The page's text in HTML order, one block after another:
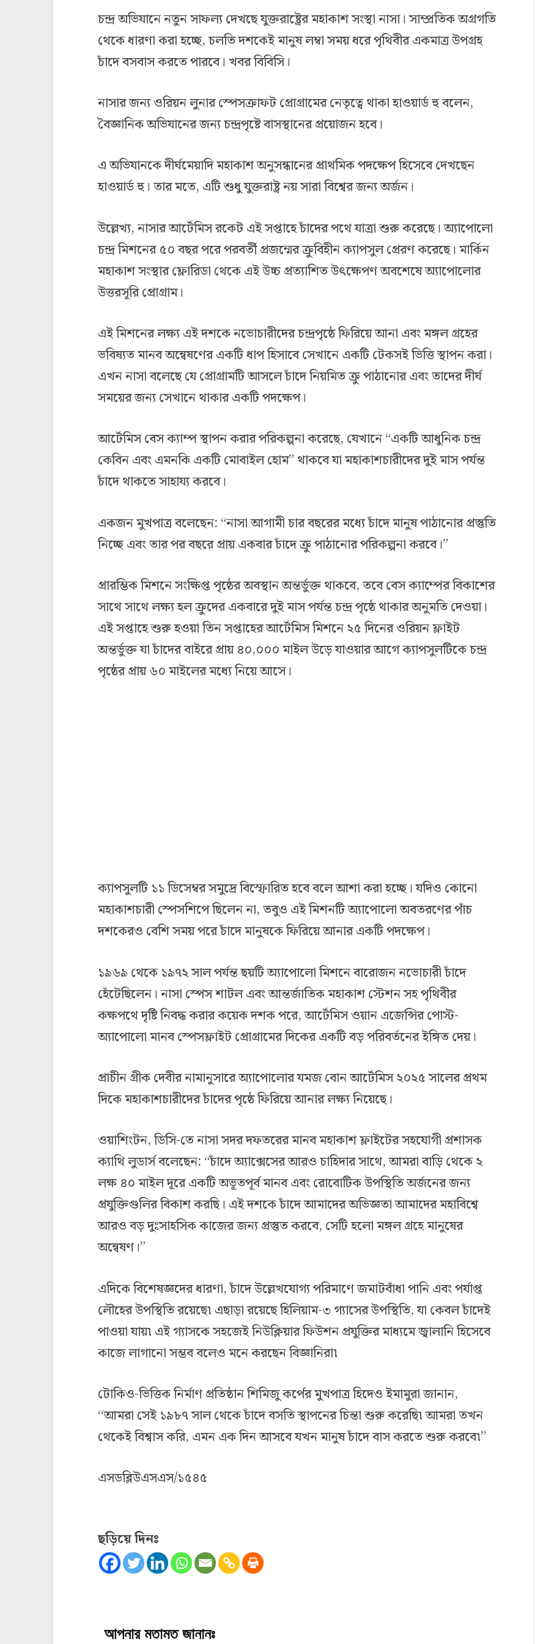
চন্দ্র অভিযানে নতুন সাফল্য দেখছে যুক্তরাষ্ট্রের মহাকাশ সংস্থা নাসা। সাম্প্রতিক অগ্রগতি
থেকে ধারণা করা হচ্ছে, চলতি দশকেই মানুষ লম্বা সময় ধরে পৃথিবীর একমাত্র উপগ্রহ
চাঁদে বসবাস করতে পারবে। খবর বিবিসি।
নাসার জন্য ওরিয়ন লুনার স্পেসক্রাফট প্রোগ্রামের নেতৃত্বে থাকা হাওয়ার্ড হু বলেন,
বৈজ্ঞানিক অভিযানের জন্য চন্দ্রপৃষ্টে বাসস্থানের প্রয়োজন হবে।
এ অভিযানকে দীর্ঘমেয়াদি মহাকাশ অনুসন্ধানের প্রাথমিক পদক্ষেপ হিসেবে দেখছেন
হাওয়ার্ড হু। তার মতে, এটি শুধু যুক্তরাষ্ট্র নয় সারা বিশ্বের জন্য অর্জন।
উল্লেখ্য, নাসার আর্টেমিস রকেট এই সপ্তাহে চাঁদের পথে যাত্রা শুরু করেছে। অ্যাপোলো
চন্দ্র মিশনের ৫০ বছর পরে পরবর্তী প্রজন্মের ক্রুবিহীন ক্যাপসুল প্রেরণ করেছে। মার্কিন
মহাকাশ সংস্থার ফ্লোরিডা থেকে এই উচ্চ প্রত্যাশিত উৎক্ষেপণ অবশেষে অ্যাপোলোর
উত্তরসূরি প্রোগ্রাম।
এই মিশনের লক্ষ্য এই দশকে নভোচারীদের চন্দ্রপৃষ্ঠে ফিরিয়ে আনা এবং মঙ্গল গ্রহের
ভবিষ্যত মানব অন্বেষণের একটি ধাপ হিসাবে সেখানে একটি টেকসই ভিত্তি স্থাপন করা।
এখন নাসা বলেছে যে প্রোগ্রামটি আসলে চাঁদে নিয়মিত ক্রু পাঠানোর এবং তাদের দীর্ঘ
সময়ের জন্য সেখানে থাকার একটি পদক্ষেপ।
আর্টেমিস বেস ক্যাম্প স্থাপন করার পরিকল্পনা করেছে, যেখানে “একটি আধুনিক চন্দ্র
কেবিন এবং এমনকি একটি মোবাইল হোম” থাকবে যা মহাকাশচারীদের দুই মাস পর্যন্ত
চাঁদে থাকতে সাহায্য করবে।
একজন মুখপাত্র বলেছেন: “নাসা আগামী চার বছরের মধ্যে চাঁদে মানুষ পাঠানোর প্রস্তুতি
নিচ্ছে এবং তার পর বছরে প্রায় একবার চাঁদে ক্রু পাঠানোর পরিকল্পনা করবে।”
প্রারম্ভিক মিশনে সংক্ষিপ্ত পৃষ্ঠের অবস্থান অন্তর্ভুক্ত থাকবে, তবে বেস ক্যাম্পের বিকাশের
সাথে সাথে লক্ষ্য হল ক্রুদের একবারে দুই মাস পর্যন্ত চন্দ্র পৃষ্ঠে থাকার অনুমতি দেওয়া।
এই সপ্তাহে শুরু হওয়া তিন সপ্তাহের আর্টেমিস মিশনে ২৫ দিনের ওরিয়ন ফ্লাইট
অন্তর্ভুক্ত যা চাঁদের বাইরে প্রায় ৪০,০০০ মাইল উড়ে যাওয়ার আগে ক্যাপসুলটিকে চন্দ্র
পৃষ্ঠের প্রায় ৬০ মাইলের মধ্যে নিয়ে আসে।
ক্যাপসুলটি ১১ ডিসেম্বর সমুদ্রে বিস্ফোরিত হবে বলে আশা করা হচ্ছে। যদিও কোনো
মহাকাশচারী স্পেসশিপে ছিলেন না, তবুও এই মিশনটি অ্যাপোলো অবতরণের পাঁচ
দশকেরও বেশি সময় পরে চাঁদে মানুষকে ফিরিয়ে আনার একটি পদক্ষেপ।
১৯৬৯ থেকে ১৯৭২ সাল পর্যন্ত ছয়টি অ্যাপোলো মিশনে বারোজন নভোচারী চাঁদে
হেঁটেছিলেন। নাসা স্পেস শাটল এবং আন্তর্জাতিক মহাকাশ স্টেশন সহ পৃথিবীর
কক্ষপথে দৃষ্টি নিবদ্ধ করার কয়েক দশক পরে, আর্টেমিস ওয়ান এজেন্সির পোস্ট-
অ্যাপোলো মানব স্পেসফ্লাইট প্রোগ্রামের দিকের একটি বড় পরিবর্তনের ইঙ্গিত দেয়।
প্রাচীন গ্রীক দেবীর নামানুসারে অ্যাপোলোর যমজ বোন আর্টেমিস ২০২৫ সালের প্রথম
দিকে মহাকাশচারীদের চাঁদের পৃষ্ঠে ফিরিয়ে আনার লক্ষ্য নিয়েছে।
ওয়াশিংটন, ডিসি-তে নাসা সদর দফতরের মানব মহাকাশ ফ্লাইটের সহযোগী প্রশাসক
ক্যাথি লুডার্স বলেছেন: “চাঁদে অ্যাক্সেসের আরও চাহিদার সাথে, আমরা বাড়ি থেকে ২
লক্ষ ৪০ মাইল দূরে একটি অভূতপূর্ব মানব এবং রোবোটিক উপস্থিতি অর্জনের জন্য
প্রযুক্তিগুলির বিকাশ করছি। এই দশকে চাঁদে আমাদের অভিজ্ঞতা আমাদের মহাবিশ্বে
আরও বড় দুঃসাহসিক কাজের জন্য প্রস্তুত করবে, সেটি হলো মঙ্গল গ্রহে মানুষের
অন্বেষণ।”
এদিকে বিশেষজ্ঞদের ধারণা, চাঁদে উল্লেখযোগ্য পরিমাণে জমাটবাঁধা পানি এবং পর্যাপ্ত
লৌহের উপস্থিতি রয়েছে৷ এছাড়া রয়েছে হিলিয়াম-৩ গ্যাসের উপস্থিতি, যা কেবল চাঁদেই
পাওয়া যায়৷ এই গ্যাসকে সহজেই নিউক্লিয়ার ফিউশন প্রযুক্তির মাধ্যমে জ্বালানি হিসেবে
কাজে লাগানো সম্ভব বলেও মনে করছেন বিজ্ঞানিরা৷
টোকিও-ভিত্তিক নির্মাণ প্রতিষ্ঠান শিমিজু কর্পের মুখপাত্র হিদেও ইমামুরা জানান,
‘‘আমরা সেই ১৯৮৭ সাল থেকে চাঁদে বসতি স্থাপনের চিন্তা শুরু করেছি৷ আমরা তখন
থেকেই বিশ্বাস করি, এমন এক দিন আসবে যখন মানুষ চাঁদে বাস করতে শুরু করবে৷”
এসডব্লিউএসএস/১৫৪৫
ছড়িয়ে দিনঃ
আপনার মতামত জানানঃ